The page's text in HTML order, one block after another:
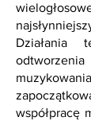
Działania
współpracę